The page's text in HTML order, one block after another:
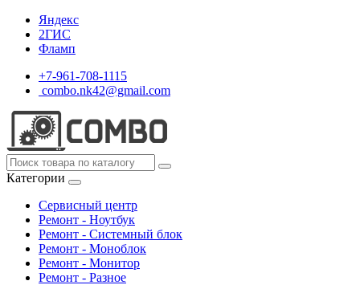
Яндекс
2ГИС
Фламп
+7-961-708-1115
combo.nk42@gmail.com
Категории
Сервисный центр
Ремонт - Ноутбук
Ремонт - Системный блок
Ремонт - Моноблок
Ремонт - Монитор
Ремонт - Разное